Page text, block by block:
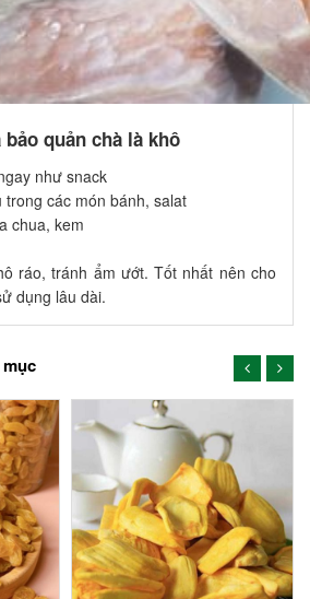
quản chà là khô
như snack
trong các món bánh, salat
chua, kem
ráo, tránh ẩm ướt. Tốt nhất nên cho
dụng lâu dài.
-12%